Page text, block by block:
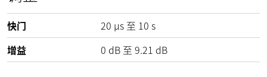
快门
20 µs 至 10 s
增益
0 dB 至 9.21 dB